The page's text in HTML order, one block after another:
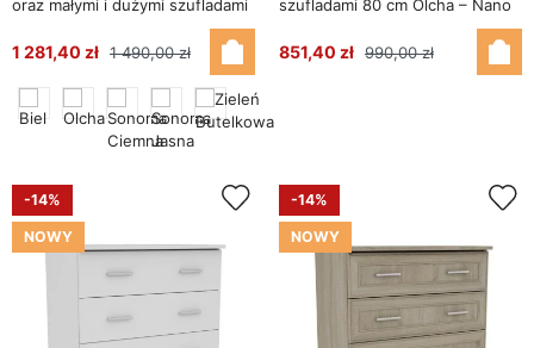
oraz małymi i dużymi szufladami
160 cm Zielony Butelkowy –
Linea
1 281,40 zł 1 490,00 zł
szufladami 80 cm Olcha – Nano
851,40 zł 990,00 zł
-14%
NOWY
-14%
NOWY